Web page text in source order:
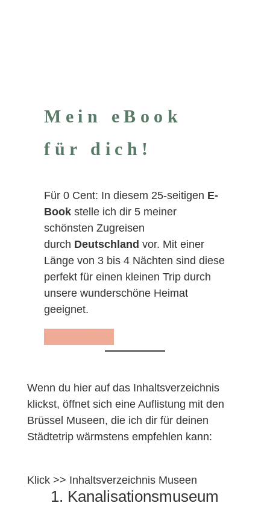
Mein eBook
für dich!
Für 0 Cent: In diesem 25-seitigen E-
Book stelle ich dir 5 meiner
schönsten Zugreisen
durch Deutschland vor. Mit einer
Länge von 3 bis 4 Nächten sind diese
perfekt für einen kleinen Trip durch
unsere wunderschöne Heimat
geeignet.
Wenn du hier auf das Inhaltsverzeichnis
klickst, öffnet sich eine Auflistung mit den
Brüssel Museen, die ich dir für deinen
Städtetrip wärmstens empfehlen kann:
Klick >> Inhaltsverzeichnis Museen
1. Kanalisationsmuseum